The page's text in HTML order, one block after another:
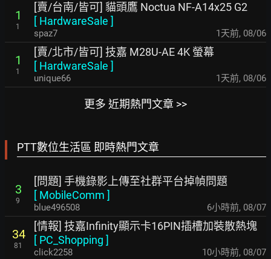
1
1
[賣/台南/皆可] 貓頭鷹 Noctua NF-A14x25 G2
[ HardwareSale ]
spaz7 1天前, 08/06
1
1
[賣/北市/皆可] 技嘉 M28U-AE 4K 螢幕
[ HardwareSale ]
unique66 1天前, 08/06
更多 近期熱門文章 >>
PTT數位生活區 即時熱門文章
3
9
[問題] 手機錄影上傳至社群平台掉幀問題
[ MobileComm ]
blue496508 6小時前, 08/07
34
81
[情報] 技嘉Infinity顯示卡16PIN插槽加裝散熱塊
[ PC_Shopping ]
click2258 10小時前, 08/07